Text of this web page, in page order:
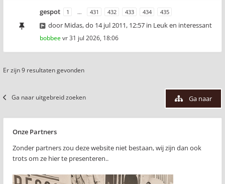
gespot 1 … 431 432 433 434 435
door Midas,do 14 jul 2011, 12:57 in Leuk en interessant
bobbeevr 31 jul 2026, 18:06
Er zijn 9 resultaten gevonden
Ga naar uitgebreid zoeken Ga naar
Onze Partners
Zonder partners zou deze website niet bestaan, wij zijn dan ook
trots om ze hier te presenteren..